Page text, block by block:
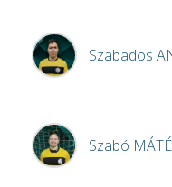
Szabados
Szabó MÁTÉ